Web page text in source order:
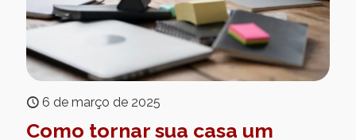
6 de março de 2025
Como tornar sua casa um